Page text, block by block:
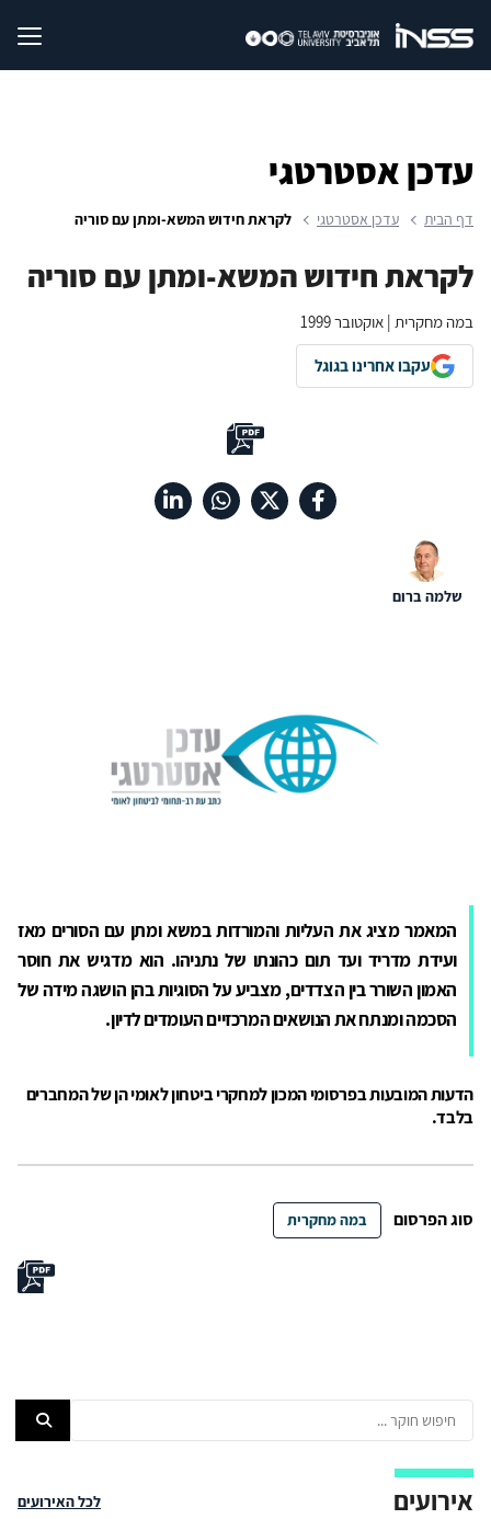
עדכן אסטרטגי
דף הבית עדכן אסטרטגי לקראת חידוש המשא-ומתן עם סוריה
לקראת חידוש המשא-ומתן עם סוריה
במה מחקרית | אוקטובר 1999
עקבו אחרינו בגוגל
שלמה ברום
המאמר מציג את העליות והמורדות במשא ומתן עם הסורים מאז
ועידת מדריד ועד תום כהונתו של נתניהו. הוא מדגיש את חוסר
האמון השורר בין הצדדים, מצביע על הסוגיות בהן הושגה מידה של
הסכמה ומנתח את הנושאים המרכזיים העומדים לדיון.
הדעות המובעות בפרסומי המכון למחקרי ביטחון לאומי הן של המחברים
בלבד.
סוג הפרסום במה מחקרית
אירועים לכל האירועים